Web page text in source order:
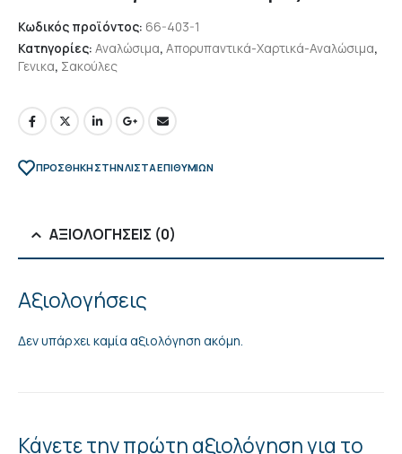
Κωδικός προϊόντος: 66-403-1
Κατηγορίες: Αναλώσιμα, Απορυπαντικά-Χαρτικά-Αναλώσιμα,
Γενικα, Σακούλες
ΠΡΌΣΘΉΚΗ ΣΤΗΝ ΛΊΣΤΑ ΕΠΙΘΥΜΙΏΝ
ΑΞΙΟΛΟΓΉΣΕΙΣ (0)
Αξιολογήσεις
Δεν υπάρχει καμία αξιολόγηση ακόμη.
Κάνετε την πρώτη αξιολόγηση για το